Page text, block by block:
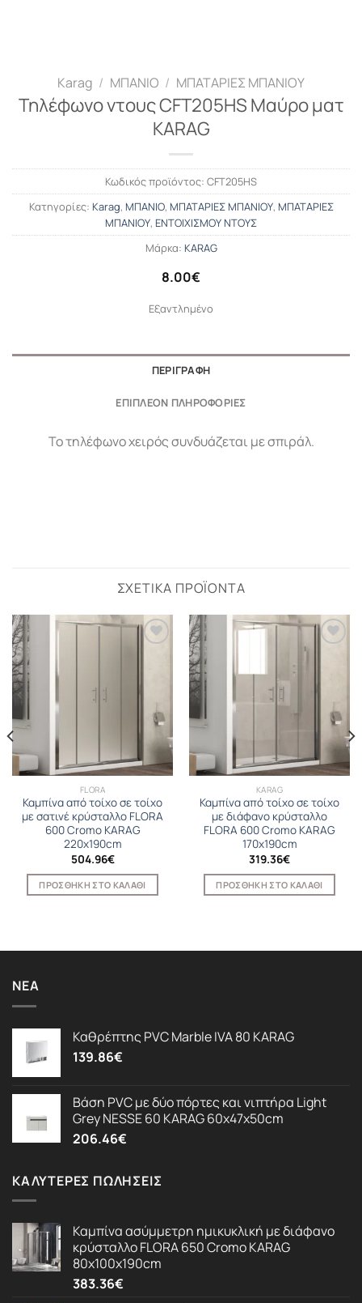
Karag / ΜΠΑΝΙΟ / ΜΠΑΤΑΡΙΕΣ ΜΠΑΝΙΟΥ
Τηλέφωνο ντους CFT205HS Μαύρο ματ
KARAG
Κωδικός προϊόντος: CFT205HS
Κατηγορίες: Karag, ΜΠΑΝΙΟ, ΜΠΑΤΑΡΙΕΣ ΜΠΑΝΙΟΥ, ΜΠΑΤΑΡΙΕΣ
ΜΠΑΝΙΟΥ, ΕΝΤΟΙΧΙΣΜΟΥ ΝΤΟΥΣ
Μάρκα: KARAG
8.00€
Εξαντλημένο
ΠΕΡΙΓΡΑΦΉ
ΕΠΙΠΛΈΟΝ ΠΛΗΡΟΦΟΡΊΕΣ
Το τηλέφωνο χειρός συνδυάζεται με σπιράλ.
ΣΧΕΤΙΚΆ ΠΡΟΪΌΝΤΑ
FLORA
Καμπίνα από τοίχο σε τοίχο
με σατινέ κρύσταλλο FLORA
600 Cromo KARAG
220x190cm
504.96€
ΠΡΟΣΘΉΚΗ ΣΤΟ ΚΑΛΆΘΙ
KARAG
Καμπίνα από τοίχο σε τοίχο
με διάφανο κρύσταλλο
FLORA 600 Cromo KARAG
170x190cm
319.36€
ΠΡΟΣΘΉΚΗ ΣΤΟ ΚΑΛΆΘΙ
ΝΈΑ
Καθρέπτης PVC Marble IVA 80 KARAG
139.86€
Βάση PVC με δύο πόρτες και νιπτήρα Light
Grey NESSE 60 KARAG 60x47x50cm
206.46€
ΚΑΛΎΤΕΡΕΣ ΠΩΛΉΣΕΙΣ
Καμπίνα ασύμμετρη ημικυκλική με διάφανο
κρύσταλλο FLORA 650 Cromo KARAG
80x100x190cm
383.36€